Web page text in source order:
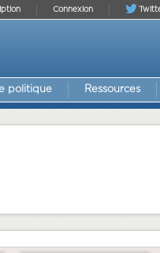
Connexion
politique Ressources